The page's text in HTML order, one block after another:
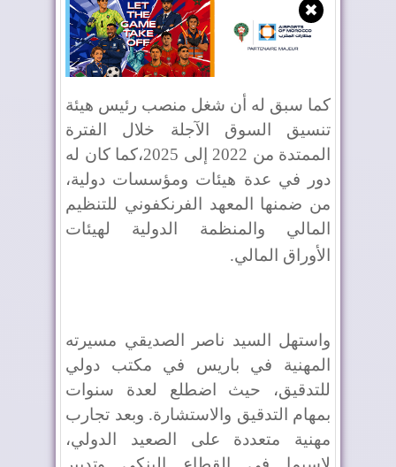
✖
كما سبق له أن شغل منصب رئيس هيئة
تنسيق السوق الآجلة خلال الفترة
الممتدة من 2022 إلى 2025،كما كان له
دور في عدة هيئات ومؤسسات دولية،
من ضمنها المعهد الفرنكفوني للتنظيم
المالي والمنظمة الدولية لهيئات
الأوراق المالي.
واستهل السيد ناصر الصديقي مسيرته
المهنية في باريس في مكتب دولي
للتدقيق، حيث اضطلع لعدة سنوات
بمهام التدقيق والاستشارة. وبعد تجارب
مهنية متعددة على الصعيد الدولي،